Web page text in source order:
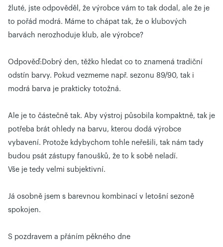
žluté, jste odpověděl, že výrobce vám to tak dodal, ale že je
to pořád modrá. Máme to chápat tak, že o klubových
barvách nerozhoduje klub, ale výrobce?
Odpověď: Dobrý den, těžko hledat co to znamená tradiční
odstín barvy. Pokud vezmeme např. sezonu 89/90, tak i
modrá barva je prakticky totožná.
Ale je to částečně tak. Aby výstroj působila kompaktně, tak je
potřeba brát ohledy na barvu, kterou dodá výrobce
vybavení. Protože kdybychom tohle neřešili, tak nám tady
budou psát zástupy fanoušků, že to k sobě neladí.
Vše je tedy velmi subjektivní.
Já osobně jsem s barevnou kombinací v letošní sezoně
spokojen.
S pozdravem a přáním pěkného dne